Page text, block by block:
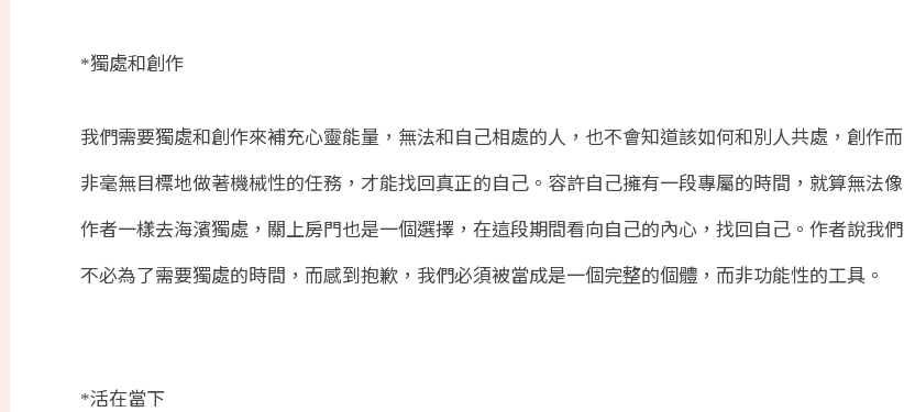
*獨處和創作
我們需要獨處和創作來補充心靈能量，無法和自己相處的人，也不會知道該如何和別人共處，創作而
非毫無目標地做著機械性的任務，才能找回真正的自己。容許自己擁有一段專屬的時間，就算無法像
作者一樣去海濱獨處，關上房門也是一個選擇，在這段期間看向自己的內心，找回自己。作者說我們
不必為了需要獨處的時間，而感到抱歉，我們必須被當成是一個完整的個體，而非功能性的工具。
*活在當下